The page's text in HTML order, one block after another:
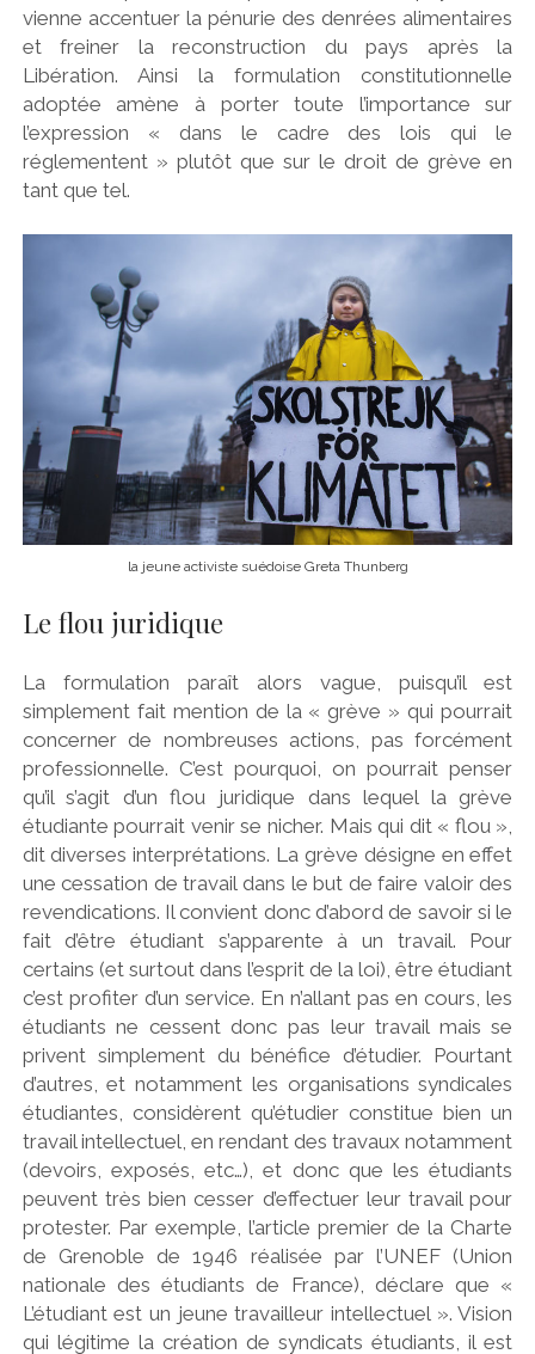
vienne accentuer la pénurie des denrées alimentaires
et freiner la reconstruction du pays après la
Libération. Ainsi la formulation constitutionnelle
adoptée amène à porter toute l’importance sur
l’expression « dans le cadre des lois qui le
réglementent » plutôt que sur le droit de grève en
tant que tel.
la jeune activiste suédoise Greta Thunberg
Le flou juridique
La formulation paraît alors vague, puisqu’il est
simplement fait mention de la « grève » qui pourrait
concerner de nombreuses actions, pas forcément
professionnelle. C’est pourquoi, on pourrait penser
qu’il s’agit d’un flou juridique dans lequel la grève
étudiante pourrait venir se nicher. Mais qui dit « flou »,
dit diverses interprétations. La grève désigne en effet
une cessation de travail dans le but de faire valoir des
revendications. Il convient donc d’abord de savoir si le
fait d’être étudiant s’apparente à un travail. Pour
certains (et surtout dans l’esprit de la loi), être étudiant
c’est profiter d’un service. En n’allant pas en cours, les
étudiants ne cessent donc pas leur travail mais se
privent simplement du bénéfice d’étudier. Pourtant
d’autres, et notamment les organisations syndicales
étudiantes, considèrent qu’étudier constitue bien un
travail intellectuel, en rendant des travaux notamment
(devoirs, exposés, etc…), et donc que les étudiants
peuvent très bien cesser d’effectuer leur travail pour
protester. Par exemple, l’article premier de la Charte
de Grenoble de 1946 réalisée par l’UNEF (Union
nationale des étudiants de France), déclare que «
L’étudiant est un jeune travailleur intellectuel ». Vision
qui légitime la création de syndicats étudiants, il est